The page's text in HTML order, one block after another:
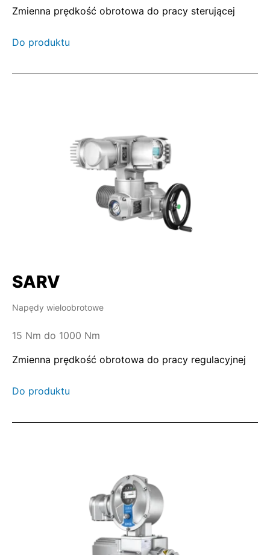
Zmienna prędkość obrotowa do pracy sterującej
Do produktu
SARV
Napędy wieloobrotowe
15 Nm do 1000 Nm
Zmienna prędkość obrotowa do pracy regulacyjnej
Do produktu